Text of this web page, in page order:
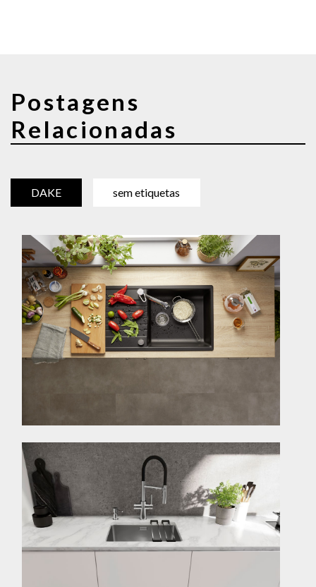
Postagens
Relacionadas
DAKE sem etiquetas